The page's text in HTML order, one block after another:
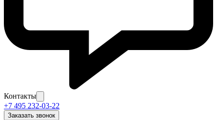
Контакты
+7 495 232-03-22
Заказать звонок